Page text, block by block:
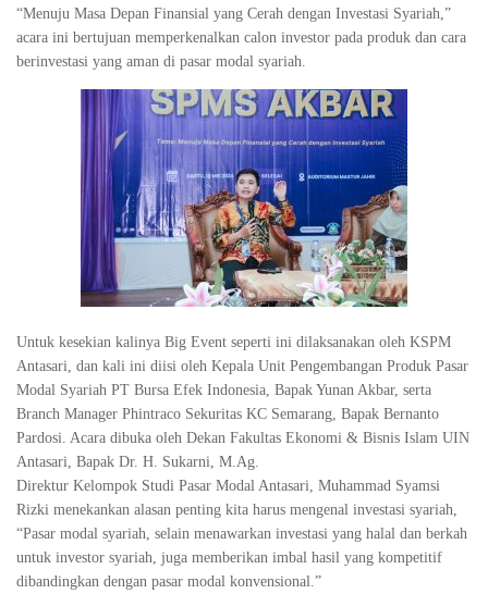
“Menuju Masa Depan Finansial yang Cerah dengan Investasi Syariah,”
acara ini bertujuan memperkenalkan calon investor pada produk dan cara
berinvestasi yang aman di pasar modal syariah.
Untuk kesekian kalinya Big Event seperti ini dilaksanakan oleh KSPM
Antasari, dan kali ini diisi oleh Kepala Unit Pengembangan Produk Pasar
Modal Syariah PT Bursa Efek Indonesia, Bapak Yunan Akbar, serta
Branch Manager Phintraco Sekuritas KC Semarang, Bapak Bernanto
Pardosi. Acara dibuka oleh Dekan Fakultas Ekonomi & Bisnis Islam UIN
Antasari, Bapak Dr. H. Sukarni, M.Ag.
Direktur Kelompok Studi Pasar Modal Antasari, Muhammad Syamsi
Rizki menekankan alasan penting kita harus mengenal investasi syariah,
“Pasar modal syariah, selain menawarkan investasi yang halal dan berkah
untuk investor syariah, juga memberikan imbal hasil yang kompetitif
dibandingkan dengan pasar modal konvensional.”